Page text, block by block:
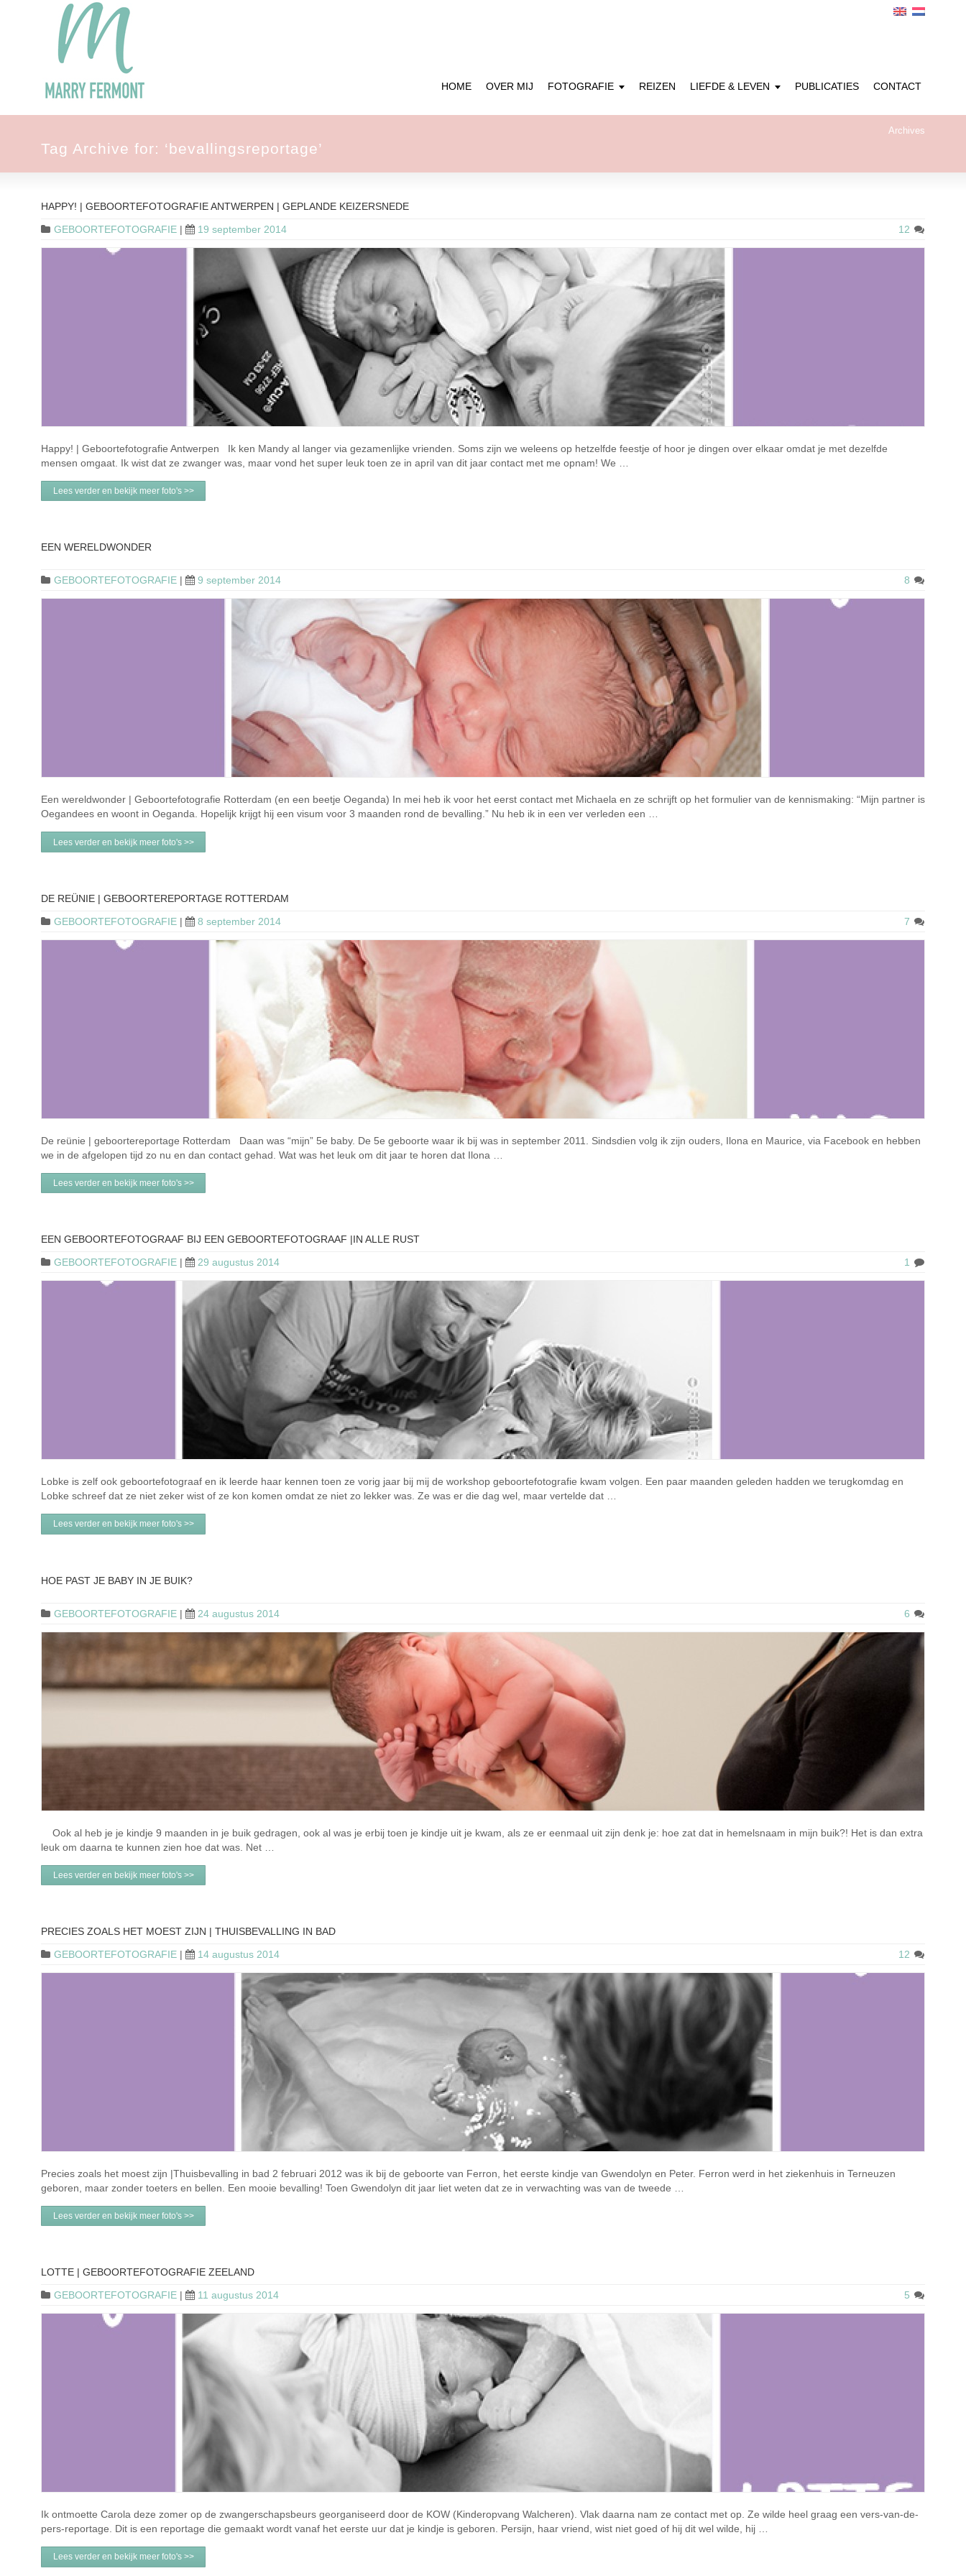
HOME OVER MIJ FOTOGRAFIE REIZEN LIEFDE & LEVEN PUBLICATIES CONTACT
Archives
Tag Archive for: ‘bevallingsreportage’
HAPPY! | GEBOORTEFOTOGRAFIE ANTWERPEN | GEPLANDE KEIZERSNEDE
GEBOORTEFOTOGRAFIE | 19 september 2014 12
Happy! | Geboortefotografie Antwerpen Ik ken Mandy al langer via gezamenlijke vrienden. Soms zijn we weleens op hetzelfde feestje of hoor je dingen over elkaar omdat je met dezelfde
mensen omgaat. Ik wist dat ze zwanger was, maar vond het super leuk toen ze in april van dit jaar contact met me opnam! We …
Lees verder en bekijk meer foto's >>
EEN WERELDWONDER
GEBOORTEFOTOGRAFIE | 9 september 2014 8
Een wereldwonder | Geboortefotografie Rotterdam (en een beetje Oeganda) In mei heb ik voor het eerst contact met Michaela en ze schrijft op het formulier van de kennismaking: “Mijn partner is
Oegandees en woont in Oeganda. Hopelijk krijgt hij een visum voor 3 maanden rond de bevalling.” Nu heb ik in een ver verleden een …
Lees verder en bekijk meer foto's >>
DE REÜNIE | GEBOORTEREPORTAGE ROTTERDAM
GEBOORTEFOTOGRAFIE | 8 september 2014 7
De reünie | geboortereportage Rotterdam Daan was “mijn” 5e baby. De 5e geboorte waar ik bij was in september 2011. Sindsdien volg ik zijn ouders, Ilona en Maurice, via Facebook en hebben
we in de afgelopen tijd zo nu en dan contact gehad. Wat was het leuk om dit jaar te horen dat Ilona …
Lees verder en bekijk meer foto's >>
EEN GEBOORTEFOTOGRAAF BIJ EEN GEBOORTEFOTOGRAAF |IN ALLE RUST
GEBOORTEFOTOGRAFIE | 29 augustus 2014 1
Lobke is zelf ook geboortefotograaf en ik leerde haar kennen toen ze vorig jaar bij mij de workshop geboortefotografie kwam volgen. Een paar maanden geleden hadden we terugkomdag en
Lobke schreef dat ze niet zeker wist of ze kon komen omdat ze niet zo lekker was. Ze was er die dag wel, maar vertelde dat …
Lees verder en bekijk meer foto's >>
HOE PAST JE BABY IN JE BUIK?
GEBOORTEFOTOGRAFIE | 24 augustus 2014 6
Ook al heb je je kindje 9 maanden in je buik gedragen, ook al was je erbij toen je kindje uit je kwam, als ze er eenmaal uit zijn denk je: hoe zat dat in hemelsnaam in mijn buik?! Het is dan extra
leuk om daarna te kunnen zien hoe dat was. Net …
Lees verder en bekijk meer foto's >>
PRECIES ZOALS HET MOEST ZIJN | THUISBEVALLING IN BAD
GEBOORTEFOTOGRAFIE | 14 augustus 2014 12
Precies zoals het moest zijn |Thuisbevalling in bad 2 februari 2012 was ik bij de geboorte van Ferron, het eerste kindje van Gwendolyn en Peter. Ferron werd in het ziekenhuis in Terneuzen
geboren, maar zonder toeters en bellen. Een mooie bevalling! Toen Gwendolyn dit jaar liet weten dat ze in verwachting was van de tweede …
Lees verder en bekijk meer foto's >>
LOTTE | GEBOORTEFOTOGRAFIE ZEELAND
GEBOORTEFOTOGRAFIE | 11 augustus 2014 5
Ik ontmoette Carola deze zomer op de zwangerschapsbeurs georganiseerd door de KOW (Kinderopvang Walcheren). Vlak daarna nam ze contact met op. Ze wilde heel graag een vers-van-de-
pers-reportage. Dit is een reportage die gemaakt wordt vanaf het eerste uur dat je kindje is geboren. Persijn, haar vriend, wist niet goed of hij dit wel wilde, hij …
Lees verder en bekijk meer foto's >>